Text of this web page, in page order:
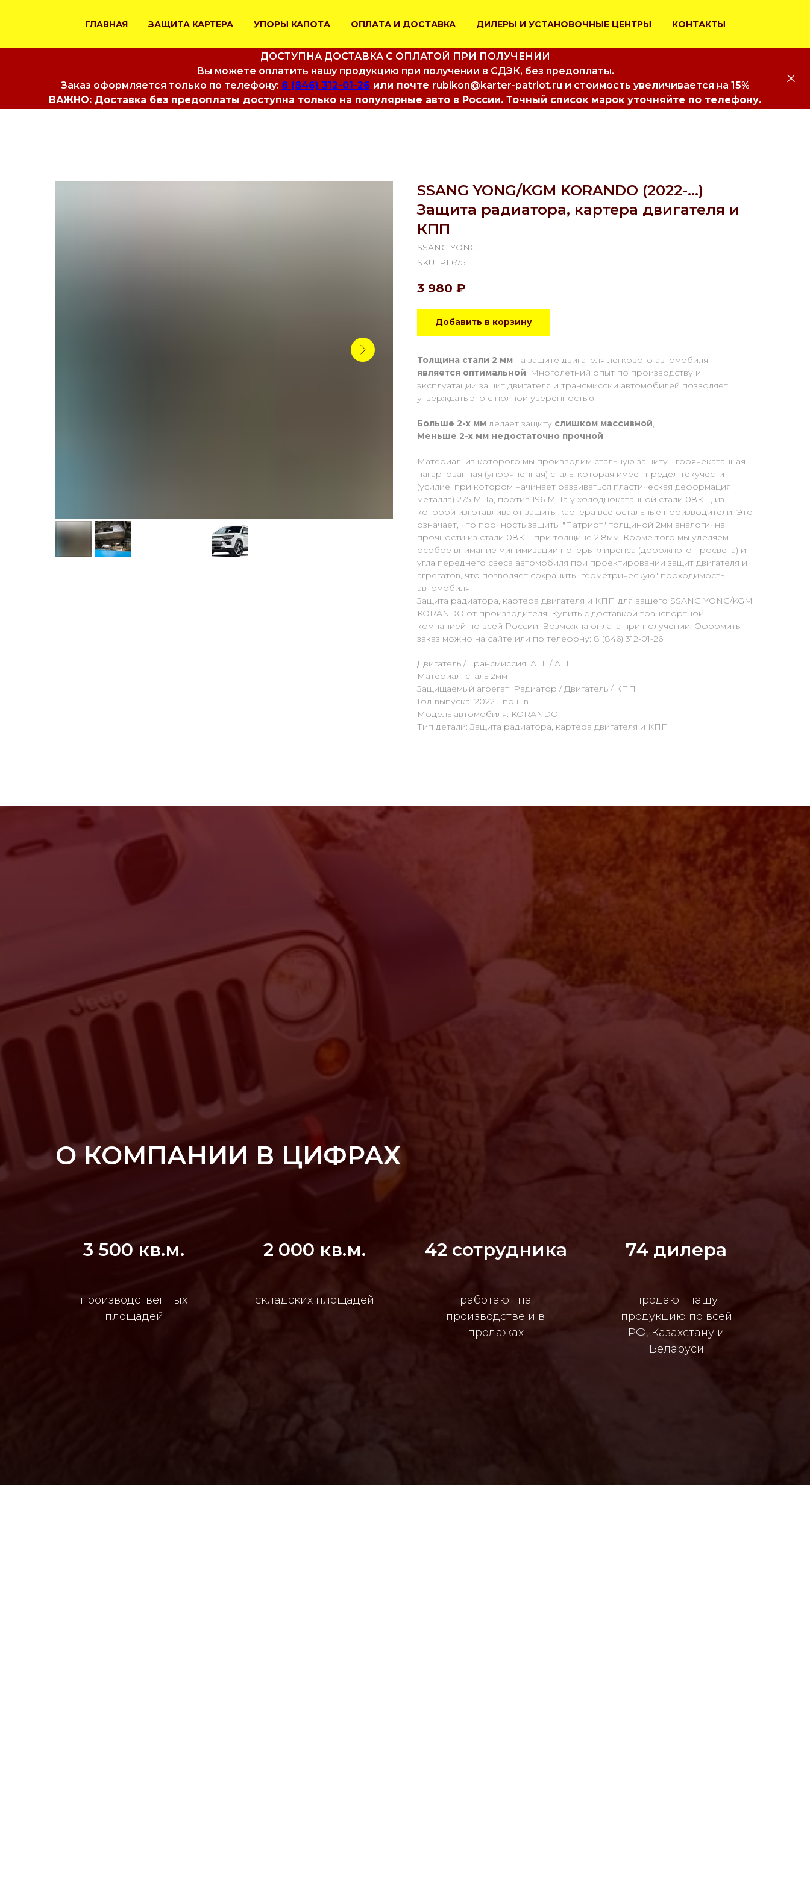
ГЛАВНАЯ ЗАЩИТА КАРТЕРА УПОРЫ КАПОТА ОПЛАТА И ДОСТАВКА ДИЛЕРЫ И УСТАНОВОЧНЫЕ ЦЕНТРЫ КОНТАКТЫ
ДОСТУПНА ДОСТАВКА С ОПЛАТОЙ ПРИ ПОЛУЧЕНИИ
Вы можете оплатить нашу продукцию при получении в СДЭК, без предоплаты.
Заказ оформляется только по телефону: 8 (846) 312-01-26 или почте rubikon@karter-patriot.ru и стоимость увеличивается на 15%
ВАЖНО: Доставка без предоплаты доступна только на популярные авто в России. Точный список марок уточняйте по телефону.
SSANG YONG/KGM KORANDO (2022-...)
Защита радиатора, картера двигателя и
КПП
SSANG YONG
SKU: PT.675
3 980 ₽
Добавить в корзину
Толщина стали 2 мм на защите двигателя легкового автомобиля
является оптимальной. Многолетний опыт по производству и
эксплуатации защит двигателя и трансмиссии автомобилей позволяет
утверждать это с полной уверенностью.
Больше 2-х мм делает защиту слишком массивной,
Меньше 2-х мм недостаточно прочной
Материал, из которого мы производим стальную защиту - горячекатанная
нагартованная (упрочненная) сталь, которая имеет предел текучести
(усилие, при котором начинает развиваться пластическая деформация
металла) 275 МПа, против 196 МПа у холоднокатанной стали 08КП, из
которой изготавливают защиты картера все остальные производители. Это
означает, что прочность защиты "Патриот" толщиной 2мм аналогична
прочности из стали 08КП при толщине 2,8мм. Кроме того мы уделяем
особое внимание минимизации потерь клиренса (дорожного просвета) и
угла переднего свеса автомобиля при проектировании защит двигателя и
агрегатов, что позволяет сохранить "геометрическую" проходимость
автомобиля.
Защита радиатора, картера двигателя и КПП для вашего SSANG YONG/KGM
KORANDO от производителя. Купить с доставкой транспортной
компанией по всей России. Возможна оплата при получении. Оформить
заказ можно на сайте или по телефону: 8 (846) 312-01-26
Двигатель / Трансмиссия: ALL / ALL
Материал: сталь 2мм
Защищаемый агрегат: Радиатор / Двигатель / КПП
Год выпуска: 2022 - по н.в.
Модель автомобиля: KORANDO
Тип детали: Защита радиатора, картера двигателя и КПП
О КОМПАНИИ В ЦИФРАХ
3 500 кв.м.
производственных
площадей
2 000 кв.м.
складских площадей
42 сотрудника
работают на
производстве и в
продажах
74 дилера
продают нашу
продукцию по всей
РФ, Казахстану и
Беларуси